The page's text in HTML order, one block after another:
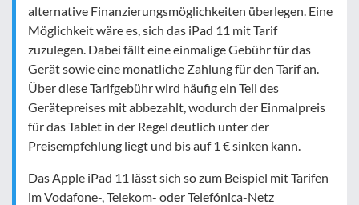
alternative Finanzierungsmöglichkeiten überlegen. Eine
Möglichkeit wäre es, sich das iPad 11 mit Tarif
zuzulegen. Dabei fällt eine einmalige Gebühr für das
Gerät sowie eine monatliche Zahlung für den Tarif an.
Über diese Tarifgebühr wird häufig ein Teil des
Gerätepreises mit abbezahlt, wodurch der Einmalpreis
für das Tablet in der Regel deutlich unter der
Preisempfehlung liegt und bis auf 1 € sinken kann.
Das Apple iPad 11 lässt sich so zum Beispiel mit Tarifen
im Vodafone-, Telekom- oder Telefónica-Netz